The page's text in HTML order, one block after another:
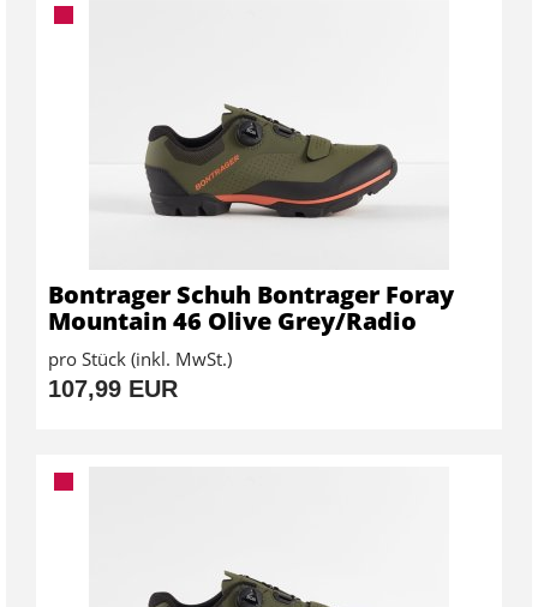
Bontrager Schuh Bontrager Foray
Mountain 46 Olive Grey/Radio
pro Stück (inkl. MwSt.)
107,99 EUR